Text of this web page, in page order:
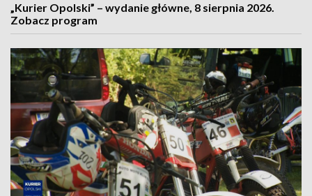
„Kurier Opolski” – wydanie główne, 8 sierpnia 2026.
Zobacz program